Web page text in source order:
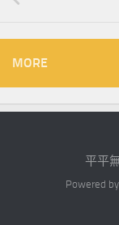
MORE
平平
Powered by